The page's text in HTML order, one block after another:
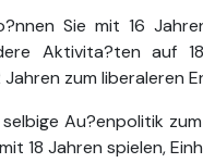
Sie mit 16
Aktivita?ten auf
zum liberaleren
Au?enpolitik
18 Jahren spielen,